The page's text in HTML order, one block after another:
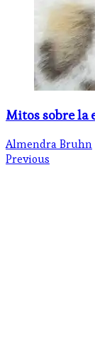
Mitos sobre la
Almendra Bruhn
Previous